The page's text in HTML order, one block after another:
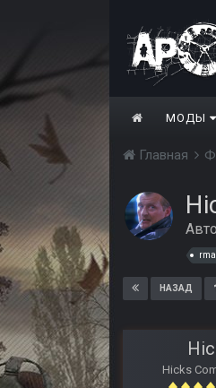
МОДЫ
Главная
НАЗАД
Hicks